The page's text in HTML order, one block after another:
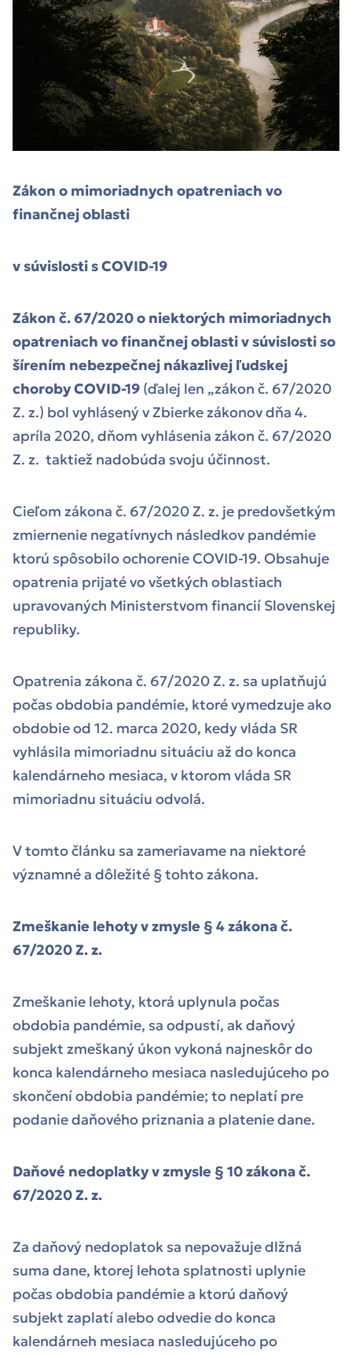
Zákon o mimoriadnych opatreniach vo
finančnej oblasti
v súvislosti s COVID-19
Zákon č. 67/2020 o niektorých mimoriadnych
opatreniach vo finančnej oblasti v súvislosti so
šírením nebezpečnej nákazlivej ľudskej
choroby COVID-19 (ďalej len „zákon č. 67/2020
Z. z.) bol vyhlásený v Zbierke zákonov dňa 4.
apríla 2020, dňom vyhlásenia zákon č. 67/2020
Z. z. taktiež nadobúda svoju účinnost.
Cieľom zákona č. 67/2020 Z. z. je predovšetkým
zmiernenie negatívnych následkov pandémie
ktorú spôsobilo ochorenie COVID-19. Obsahuje
opatrenia prijaté vo všetkých oblastiach
upravovaných Ministerstvom financií Slovenskej
republiky.
Opatrenia zákona č. 67/2020 Z. z. sa uplatňujú
počas obdobia pandémie, ktoré vymedzuje ako
obdobie od 12. marca 2020, kedy vláda SR
vyhlásila mimoriadnu situáciu až do konca
kalendárneho mesiaca, v ktorom vláda SR
mimoriadnu situáciu odvolá.
V tomto článku sa zameriavame na niektoré
významné a dôležité § tohto zákona.
Zmeškanie lehoty v zmysle § 4 zákona č.
67/2020 Z. z.
Zmeškanie lehoty, ktorá uplynula počas
obdobia pandémie, sa odpustí, ak daňový
subjekt zmeškaný úkon vykoná najneskôr do
konca kalendárneho mesiaca nasledujúceho po
skončení obdobia pandémie; to neplatí pre
podanie daňového priznania a platenie dane.
Daňové nedoplatky v zmysle § 10 zákona č.
67/2020 Z. z.
Za daňový nedoplatok sa nepovažuje dlžná
suma dane, ktorej lehota splatnosti uplynie
počas obdobia pandémie a ktorú daňový
subjekt zaplatí alebo odvedie do konca
kalendárneh mesiaca nasledujúceho po